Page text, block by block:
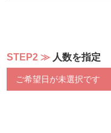
STEP2 人数を指定
ご希望日が未選択です